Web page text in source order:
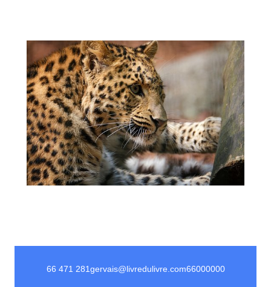
66 471 281gervais@livredulivre.com66000000